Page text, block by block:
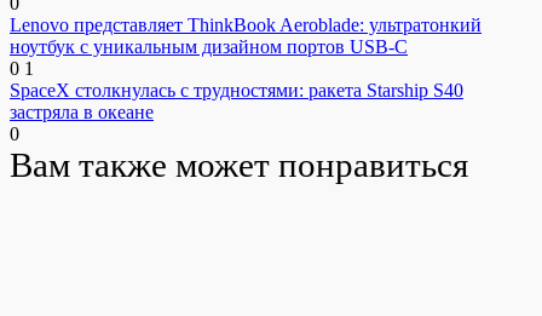
Lenovo представляет ThinkBook Aeroblade: ультратонкий
ноутбук с уникальным дизайном портов USB-C
0 1
SpaceX столкнулась с трудностями: ракета Starship S40
застряла в океане
0
Вам также может понравиться